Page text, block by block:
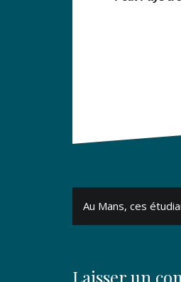
Navigation
de
Au Mans, ces
Laisser un